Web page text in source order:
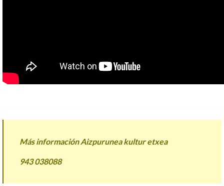
Más información Aizpurunea kultur etxea
943 038088